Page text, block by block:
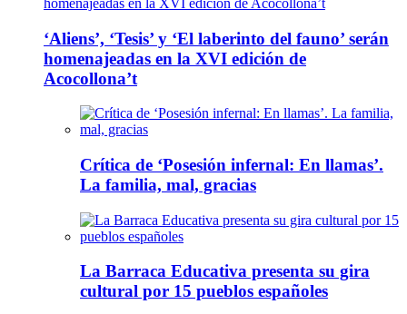
‘Aliens’, ‘Tesis’ y ‘El laberinto del fauno’ serán
homenajeadas en la XVI edición de
Acocollona’t
Crítica de ‘Posesión infernal: En llamas’.
La familia, mal, gracias
La Barraca Educativa presenta su gira
cultural por 15 pueblos españoles